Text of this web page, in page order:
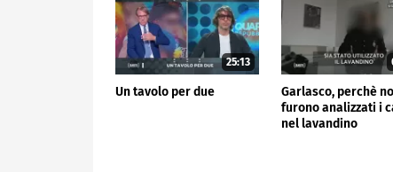
25:13
Un tavolo per due
Garlasco, perchè
furono analizzati i
nel lavandino